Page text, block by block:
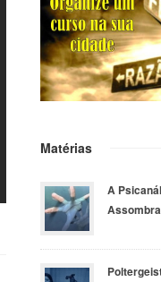
Matérias
A